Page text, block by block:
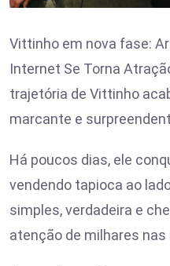
Vittinho em nova fase:
Internet Se Torna
trajetória de Vittinho
marcante e
Há poucos dias, ele
vendendo tapioca ao
simples, verdadeira e
atenção de milhares